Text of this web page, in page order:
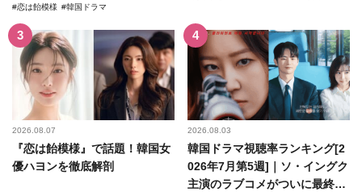
恋は飴模様
韓国ドラマ
2026.08.07
『恋は飴模様』で話題！韓国女
優ハヨンを徹底解剖
2026.08.03
韓国ドラマ視聴率ランキング[2
026年7月第5週]｜ソ・イングク
主演のラブコメがついに最終